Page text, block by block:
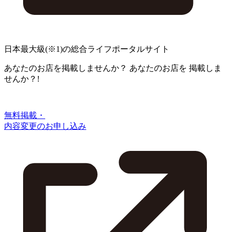
日本最大級(※1)の総合ライフポータルサイト
あなたのお店を掲載しませんか？ あなたのお店を 掲載しま
せんか？!
無料掲載・
内容変更のお申し込み